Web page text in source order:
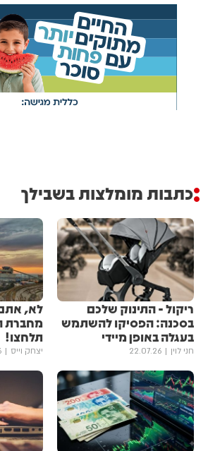
כתבות מומלצות בשבילך
ריקול - התינוק שלכם
בסכנה: הפסיקו להשתמש
בעגלה באופן מיידי
חני לוין 22.07.26
לא,
מחברת
תלחצו!
יצחק וייס